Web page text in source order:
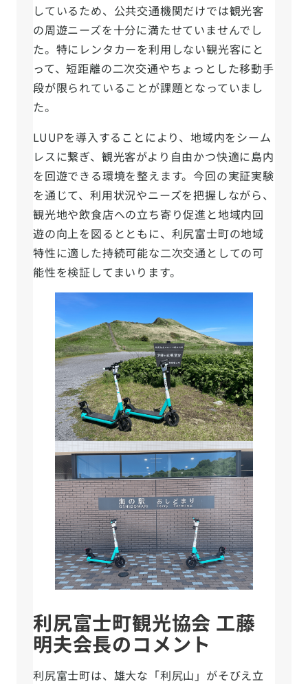
しているため、公共交通機関だけでは観光客
の周遊ニーズを十分に満たせていませんでし
た。特にレンタカーを利用しない観光客にと
って、短距離の二次交通やちょっとした移動手
段が限られていることが課題となっていまし
た。
LUUPを導入することにより、地域内をシーム
レスに繋ぎ、観光客がより自由かつ快適に島内
を回遊できる環境を整えます。今回の実証実験
を通じて、利用状況やニーズを把握しながら、
観光地や飲食店への立ち寄り促進と地域内回
遊の向上を図るとともに、利尻富士町の地域
特性に適した持続可能な二次交通としての可
能性を検証してまいります。
利尻富士町観光協会 工藤
明夫会長のコメント
利尻富士町は、雄大な「利尻山」がそびえ立